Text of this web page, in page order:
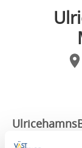
lördagen